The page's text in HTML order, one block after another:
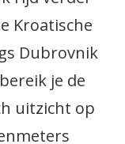
Kroatische
Dubrovnik
je de
uitzicht op